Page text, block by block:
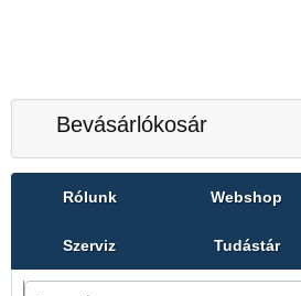
Bevásárlókosár
Rólunk Webshop
Szerviz Tudástár